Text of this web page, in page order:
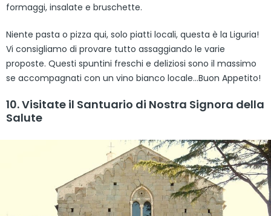
formaggi, insalate e bruschette.
Niente pasta o pizza qui, solo piatti locali, questa è la Liguria!
Vi consigliamo di provare tutto assaggiando le varie
proposte. Questi spuntini freschi e deliziosi sono il massimo
se accompagnati con un vino bianco locale…Buon Appetito!
10. Visitate il Santuario di Nostra Signora della
Salute